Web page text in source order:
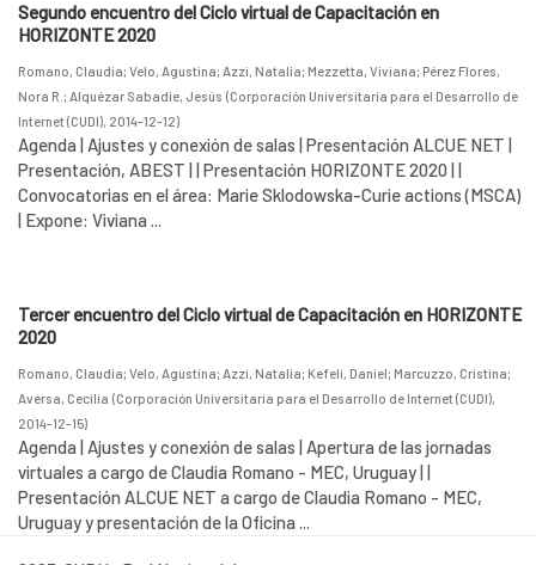
Segundo encuentro del Ciclo virtual de Capacitación en
HORIZONTE 2020
Romano, Claudia; Velo, Agustina; Azzi, Natalia; Mezzetta, Viviana; Pérez Flores,
Nora R. ; Alquézar Sabadie, Jesús (Corporación Universitaria para el Desarrollo de
Internet (CUDI), 2014-12-12)
Agenda | Ajustes y conexión de salas | Presentación ALCUE NET |
Presentación, ABEST | | Presentación HORIZONTE 2020 | |
Convocatorias en el área: Marie Sklodowska-Curie actions (MSCA)
| Expone: Viviana ...
Tercer encuentro del Ciclo virtual de Capacitación en HORIZONTE
2020
Romano, Claudia; Velo, Agustina; Azzi, Natalia; Kefeli, Daniel; Marcuzzo, Cristina;
Aversa, Cecilia (Corporación Universitaria para el Desarrollo de Internet (CUDI),
2014-12-15)
Agenda | Ajustes y conexión de salas | Apertura de las jornadas
virtuales a cargo de Claudia Romano - MEC, Uruguay | |
Presentación ALCUE NET a cargo de Claudia Romano - MEC,
Uruguay y presentación de la Oficina ...